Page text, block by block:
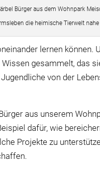
Bürger aus dem Wohnpark
die heimische Tierwelt
lernen können.
gesammelt, das
von der
aus unserem
dafür, wie
Projekte zu